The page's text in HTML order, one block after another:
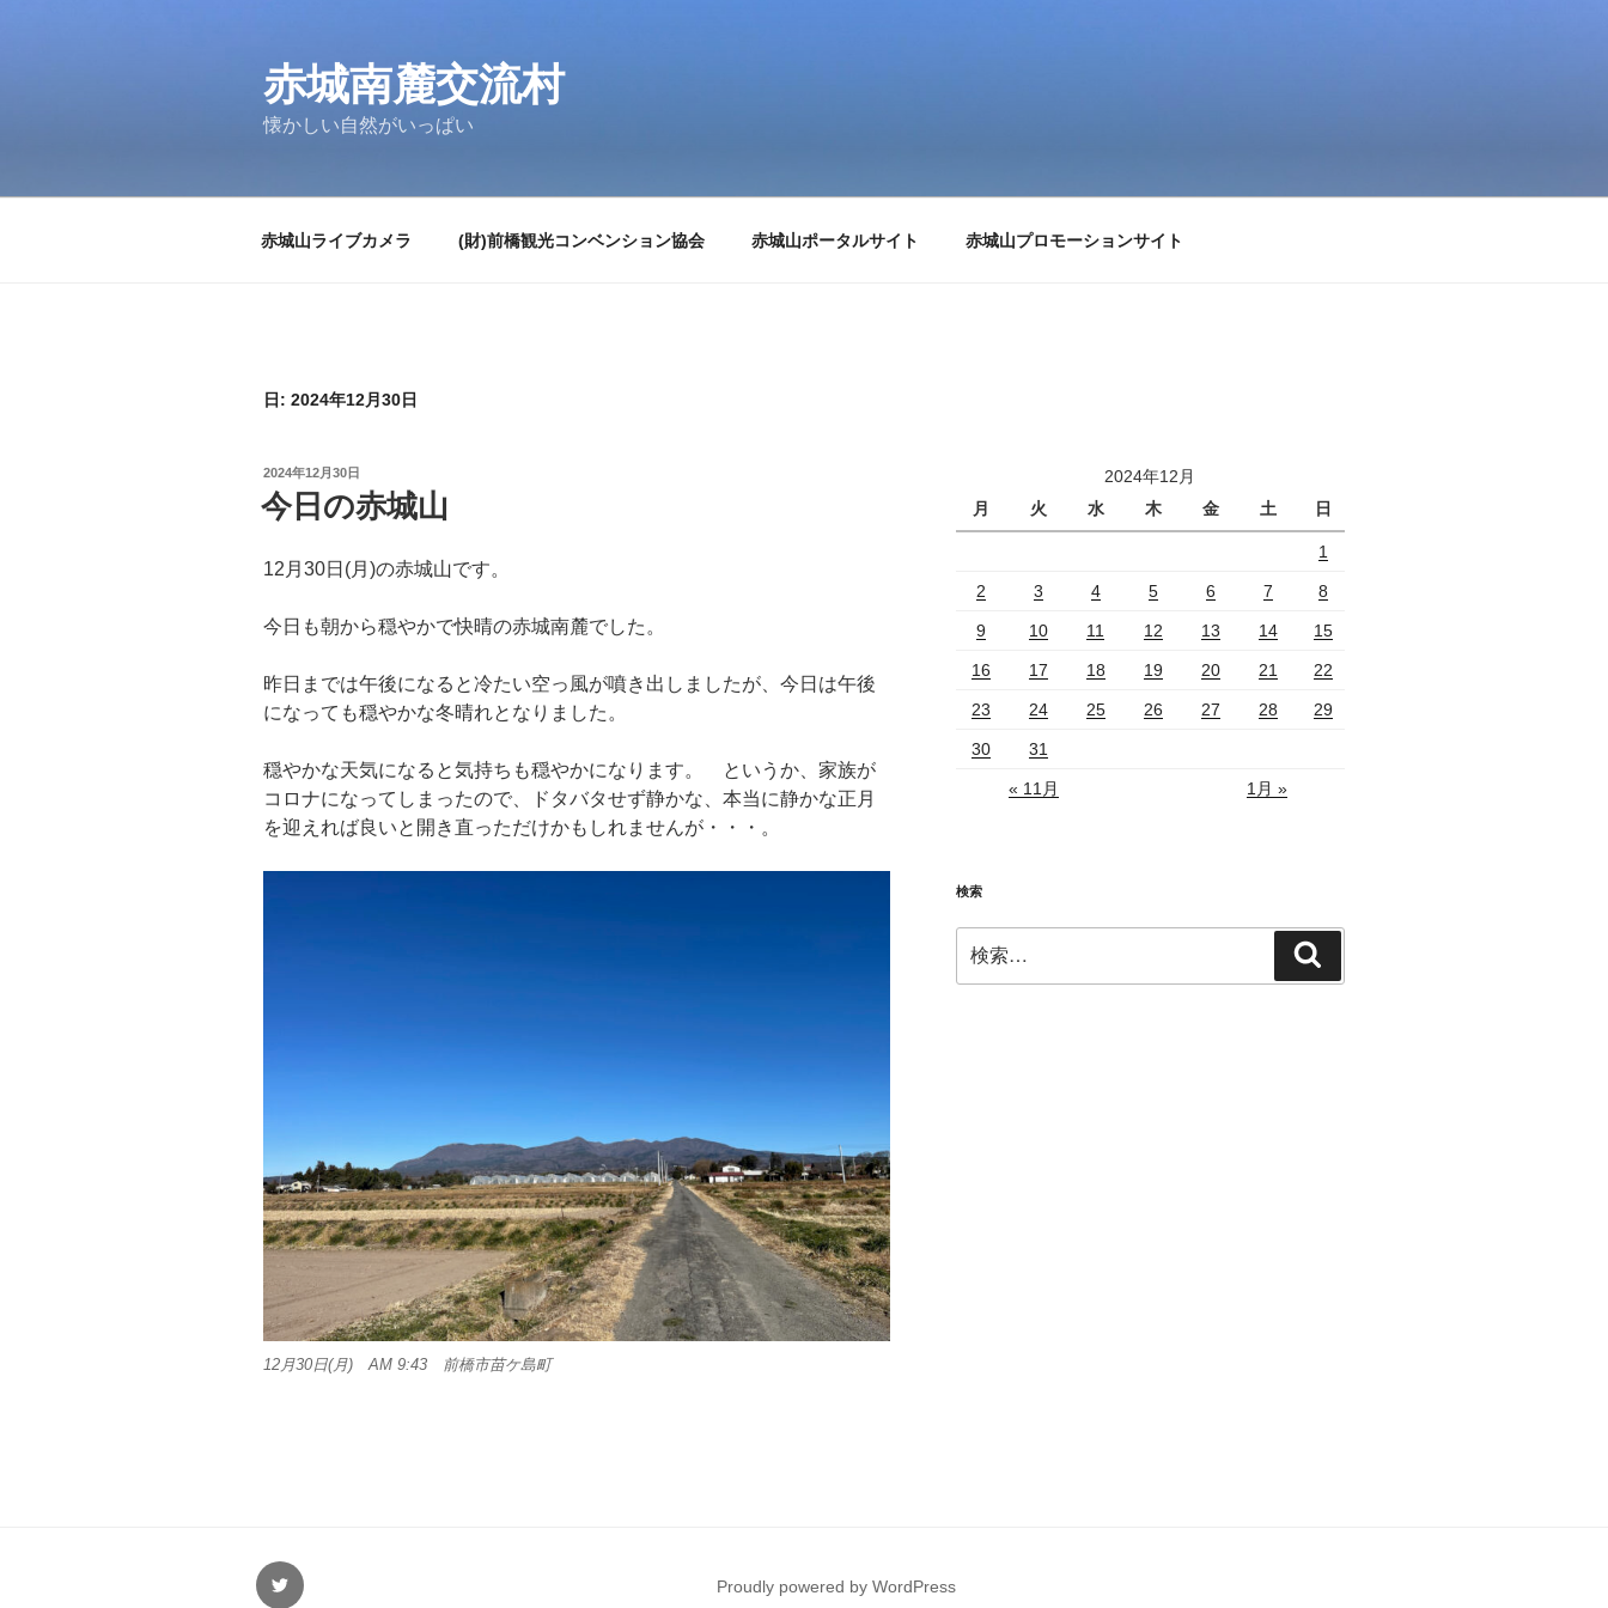
赤城南麓交流村
懐かしい自然がいっぱい
赤城山ライブカメラ (財)前橋観光コンベンション協会 赤城山ポータルサイト 赤城山プロモーションサイト
日: 2024年12月30日
投
稿
日:
2024年12月30日
今日の赤城山
12月30日(月)の赤城山です。
今日も朝から穏やかで快晴の赤城南麓でした。
昨日までは午後になると冷たい空っ風が噴き出しましたが、今日は午後
になっても穏やかな冬晴れとなりました。
穏やかな天気になると気持ちも穏やかになります。 というか、家族が
コロナになってしまったので、ドタバタせず静かな、本当に静かな正月
を迎えれば良いと開き直っただけかもしれませんが・・・。
12月30日(月) AM 9:43 前橋市苗ケ島町
2024年12月
月
火 水 木 金 土 日
1
2 3 4 5 6 7 8
9 10 11 12 13 14 15
16 17 18 19 20 21 22
23 24 25 26 27 28 29
30 31
« 11月 1月 »
検索
索:
索
Twitter
Proudly powered by WordPress